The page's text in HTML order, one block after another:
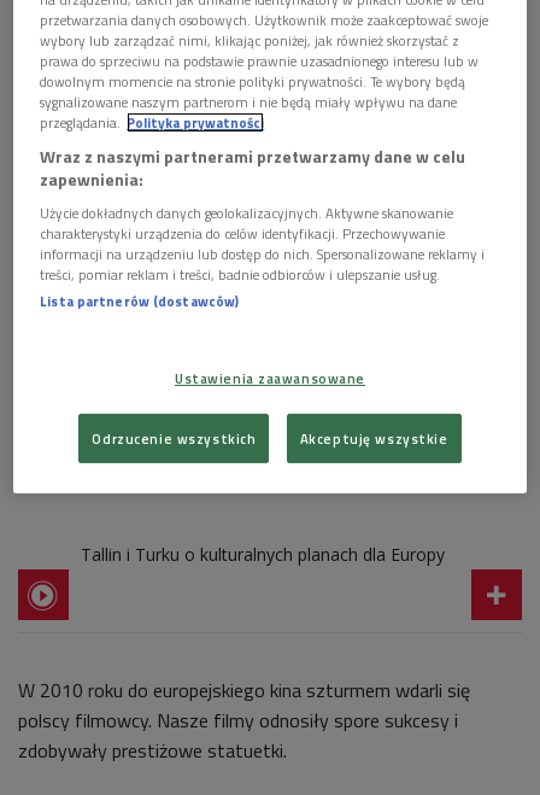
okoliczne miasta.
- W ramach projektu "SchachtZeichen" mieliśmy do czynienia z
ponad trzystoma wielkimi, żółtymi balonami znaczącymi
miejsca, w których znajdują się nieczynne szyby kopalniane -
mówił w programie rzecznik Ruhr 2010 Marc Oliver Hänig. -
Tam gdzie dawniej pracowało się pod ziemią odbywały się
liczne dyskusje i imprezy. Za pomocą różnych działań
artystycznych stworzono przejście od mitów Ruhry do
współczesności, w ten sposób uaktywniło się nasze motto -
Od 1 stycznia Europa ma dwie nowe stolice kultury. Ten tytuł
przez najbliższy rok nosić będą: stolica Estonii -Tallini
położone w Finlandii miastoTurku . Posłuchaj co dwa
Tallin i Turku o kulturalnych planach dla Europy
W 2010 roku do europejskiego kina szturmem wdarli się
polscy filmowcy. Nasze filmy odnosiły spore sukcesy i
zdobywały prestiżowe statuetki.
przetwarzania danych osobowych. Użytkownik może zaakceptować swoje
wybory lub zarządzać nimi, klikając poniżej, jak również skorzystać z
prawa do sprzeciwu na podstawie prawnie uzasadnionego interesu lub w
dowolnym momencie na stronie polityki prywatności. Te wybory będą
sygnalizowane naszym partnerom i nie będą miały wpływu na dane
przeglądania. Polityka prywatności
Wraz z naszymi partnerami przetwarzamy dane w celu
zapewnienia:
Użycie dokładnych danych geolokalizacyjnych. Aktywne skanowanie
charakterystyki urządzenia do celów identyfikacji. Przechowywanie
informacji na urządzeniu lub dostęp do nich. Spersonalizowane reklamy i
treści, pomiar reklam i treści, badnie odbiorców i ulepszanie usług.
Lista partnerów (dostawców)
Ustawienia zaawansowane
Odrzucenie wszystkich Akceptuję wszystkie